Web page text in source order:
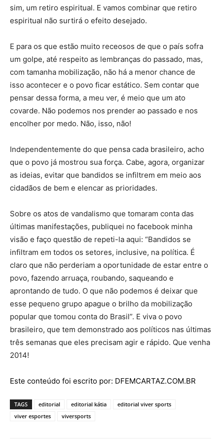
sim, um retiro espiritual. E vamos combinar que retiro
espiritual não surtirá o efeito desejado.
E para os que estão muito receosos de que o país sofra
um golpe, até respeito as lembranças do passado, mas,
com tamanha mobilização, não há a menor chance de
isso acontecer e o povo ficar estático. Sem contar que
pensar dessa forma, a meu ver, é meio que um ato
covarde. Não podemos nos prender ao passado e nos
encolher por medo. Não, isso, não!
Independentemente do que pensa cada brasileiro, acho
que o povo já mostrou sua força. Cabe, agora, organizar
as ideias, evitar que bandidos se infiltrem em meio aos
cidadãos de bem e elencar as prioridades.
Sobre os atos de vandalismo que tomaram conta das
últimas manifestações, publiquei no facebook minha
visão e faço questão de repeti-la aqui: “Bandidos se
infiltram em todos os setores, inclusive, na política. É
claro que não perderiam a oportunidade de estar entre o
povo, fazendo arruaça, roubando, saqueando e
aprontando de tudo. O que não podemos é deixar que
esse pequeno grupo apague o brilho da mobilização
popular que tomou conta do Brasil”. E viva o povo
brasileiro, que tem demonstrado aos políticos nas últimas
três semanas que eles precisam agir e rápido. Que venha
2014!
Este conteúdo foi escrito por: DFEMCARTAZ.COM.BR
TAGS editorial editorial kátia
editorial viver sports
viver esportes
viversports